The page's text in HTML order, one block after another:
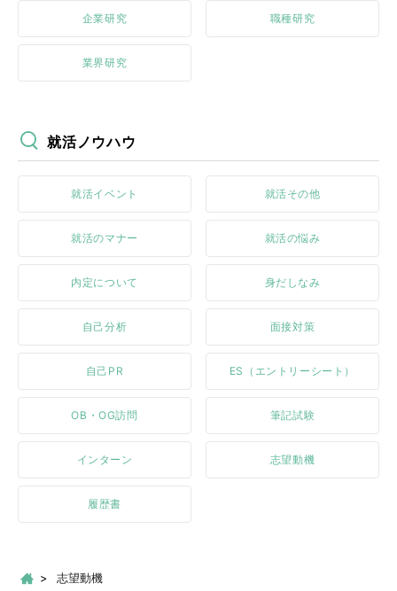
企業研究 職種研究
業界研究
就活ノウハウ
就活イベント 就活その他
就活のマナー 就活の悩み
内定について 身だしなみ
自己分析 面接対策
自己PR ES（エントリーシート）
OB・OG訪問 筆記試験
インターン 志望動機
履歴書
志望動機